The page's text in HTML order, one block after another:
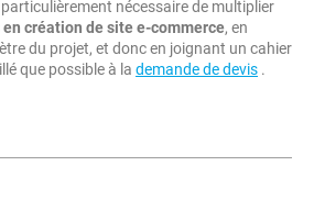
particulièrement nécessaire de multiplier
création de site e-commerce, en
du projet, et donc en joignant un cahier
que possible à la demande de devis .